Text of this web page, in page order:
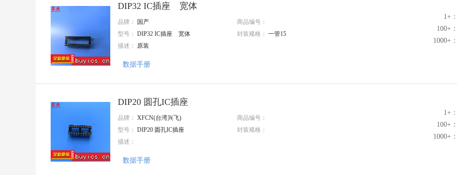
HenryTech(恒利泰)
MPS(芯源)
Chipanalog(川土微)
7Q-TEK(七芯中创)
HEROIC/嘉兴禾润电子
onsemi(安森美)
ALLPOWER(铨力)
Cmos(广东场效应半导体)
FORT(致强)
DIP32 IC插座 宽体
品牌： 国产
商品编号：
型号： DIP32 IC插座 宽体 封装规格： 一管15
描述：
原装
数据手册
1+：
100+：
1000+：
DIP20 圆孔IC插座
品牌： XFCN(台湾兴飞)
商品编号：
型号： DIP20 圆孔IC插座
封装规格：
描述：
数据手册
1+：
100+：
1000+：